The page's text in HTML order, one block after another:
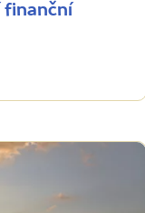
finanční